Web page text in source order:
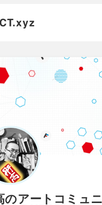
のアートコミュ